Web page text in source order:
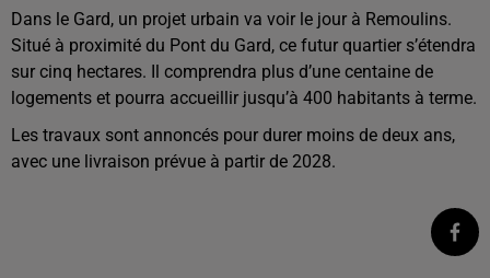
Dans le Gard, un projet urbain va voir le jour à Remoulins.
Situé à proximité du Pont du Gard, ce futur quartier s’étendra
sur cinq hectares. Il comprendra plus d’une centaine de
logements et pourra accueillir jusqu’à 400 habitants à terme.
Les travaux sont annoncés pour durer moins de deux ans,
avec une livraison prévue à partir de 2028.